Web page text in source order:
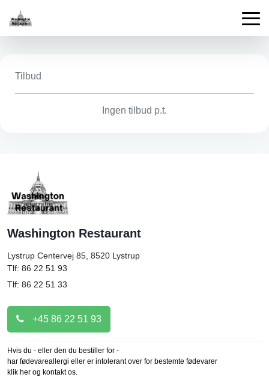
Tilbud
Ingen tilbud p.t.
Washington Restaurant
Lystrup Centervej 85, 8520 Lystrup
Tlf: 86 22 51 93
Tlf: 86 22 51 33
+45 86 22 51 93
Hvis du - eller den du bestiller for -
har fødevareallergi eller er intolerant over for bestemte fødevarer
klik her og kontakt os.